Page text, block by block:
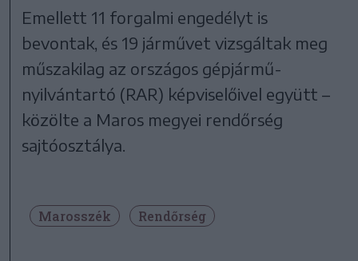
Emellett 11 forgalmi engedélyt is
bevontak, és 19 járművet vizsgáltak meg
műszakilag az országos gépjármű-
nyilvántartó (RAR) képviselőivel együtt –
közölte a Maros megyei rendőrség
sajtóosztálya.
Marosszék Rendőrség